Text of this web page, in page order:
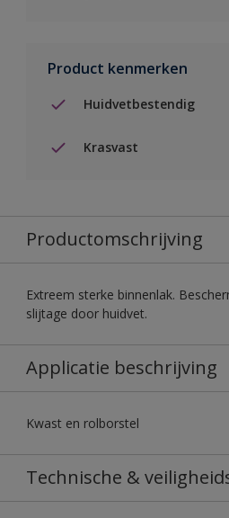
Product kenmerken
Huidvetbestendig
Krasvast
Productomschrijving
Extreem sterke binnenlak.
slijtage door huidvet.
Applicatie beschrijving
Kwast en rolborstel
Technische &